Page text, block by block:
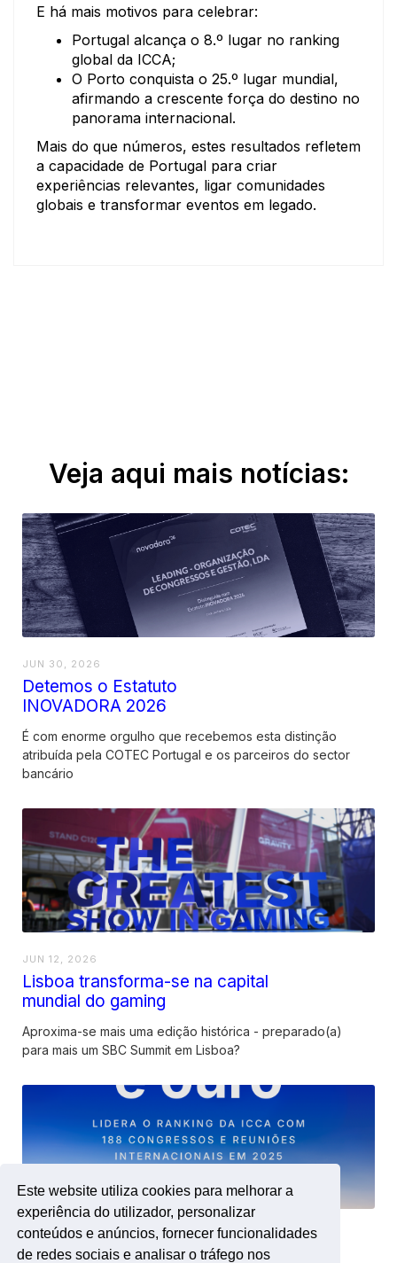
Este website utiliza cookies para melhorar a
experiência do utilizador, personalizar
conteúdos e anúncios, fornecer funcionalidades
de redes sociais e analisar o tráfego nos
E há mais motivos para celebrar:
Portugal alcança o 8.º lugar no ranking
global da ICCA;
O Porto conquista o 25.º lugar mundial,
afirmando a crescente força do destino no
panorama internacional.
Mais do que números, estes resultados refletem
a capacidade de Portugal para criar
experiências relevantes, ligar comunidades
globais e transformar eventos em legado.
Veja aqui mais notícias:
JUN 30, 2026
Detemos o Estatuto
INOVADORA 2026
É com enorme orgulho que recebemos esta distinção
atribuída pela COTEC Portugal e os parceiros do sector
bancário
JUN 12, 2026
Lisboa transforma-se na capital
mundial do gaming
Aproxima-se mais uma edição histórica - preparado(a)
para mais um SBC Summit em Lisboa?
JUN 11, 2026
Lisboa na 1ª posição do Ranking